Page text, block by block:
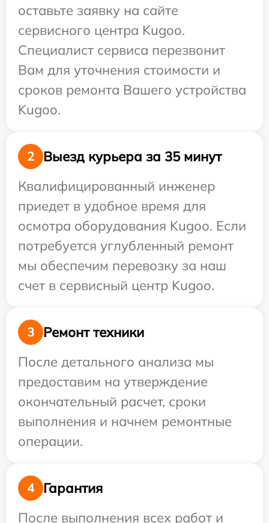
оставьте заявку на сайте
сервисного центра Kugoo.
Специалист сервиса перезвонит
Вам для уточнения стоимости и
сроков ремонта Вашего устройства
Kugoo.
2
Выезд курьера за 35 минут
Квалифицированный инженер
приедет в удобное время для
осмотра оборудования Kugoo. Если
потребуется углубленный ремонт
мы обеспечим перевозку за наш
счет в сервисный центр Kugoo.
3
Ремонт техники
После детального анализа мы
предоставим на утверждение
окончательный расчет, сроки
выполнения и начнем ремонтные
операции.
4
Гарантия
После выполнения всех работ и